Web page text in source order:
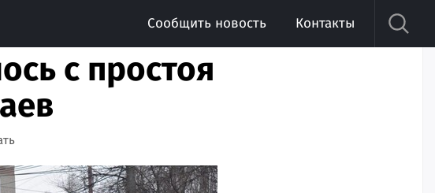
Сообщить новость Контакты
с простоя